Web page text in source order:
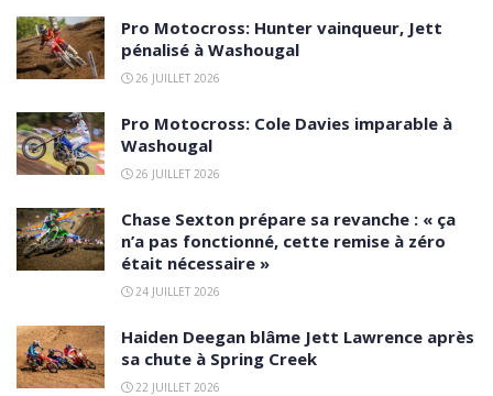
Pro Motocross: Hunter vainqueur, Jett
pénalisé à Washougal
26 JUILLET 2026
Pro Motocross: Cole Davies imparable à
Washougal
26 JUILLET 2026
Chase Sexton prépare sa revanche : « ça
n’a pas fonctionné, cette remise à zéro
était nécessaire »
24 JUILLET 2026
Haiden Deegan blâme Jett Lawrence après
sa chute à Spring Creek
22 JUILLET 2026